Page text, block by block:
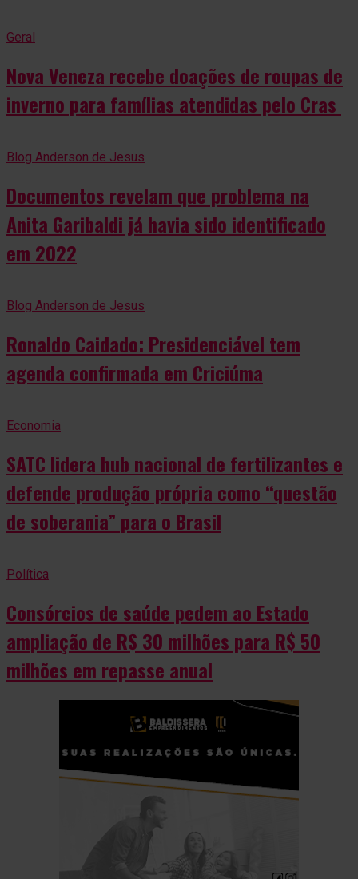
Geral
Nova Veneza recebe doações de roupas de
inverno para famílias atendidas pelo Cras
Blog Anderson de Jesus
Documentos revelam que problema na
Anita Garibaldi já havia sido identificado
em 2022
Blog Anderson de Jesus
Ronaldo Caidado: Presidenciável tem
agenda confirmada em Criciúma
Economia
SATC lidera hub nacional de fertilizantes e
defende produção própria como “questão
de soberania” para o Brasil
Política
Consórcios de saúde pedem ao Estado
ampliação de R$ 30 milhões para R$ 50
milhões em repasse anual